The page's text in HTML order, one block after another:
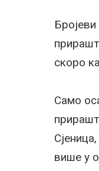
скоро
Само
више у